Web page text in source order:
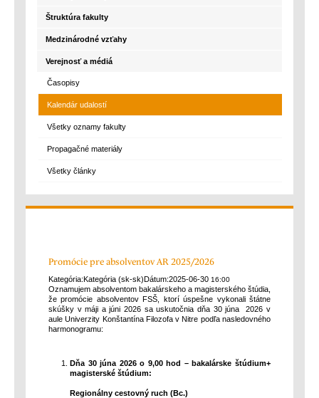
Štruktúra fakulty
Medzinárodné vzťahy
Verejnosť a médiá
Časopisy
Kalendár udalostí
Všetky oznamy fakulty
Propagačné materiály
Všetky články
Promócie pre absolventov AR 2025/2026
Kategória:Kategória (sk-sk)Dátum:2025-06-30 16:00
Oznamujem absolventom bakalárskeho a magisterského štúdia,
že promócie absolventov FSŠ, ktorí úspešne vykonali štátne
skúšky v máji a júni 2026 sa uskutočnia dňa 30 júna 2026 v
aule Univerzity Konštantína Filozofa v Nitre podľa nasledovného
harmonogramu:
Dňa 30 júna 2026 o 9,00 hod –bakalárske štúdium+
magisterské štúdium:
Regionálny cestovný ruch (Bc.)